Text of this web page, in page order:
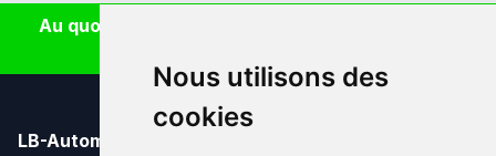
Nous utilisons des
cookies
Au quotidien, prenez les transports en commun
LB-Automobiles.com